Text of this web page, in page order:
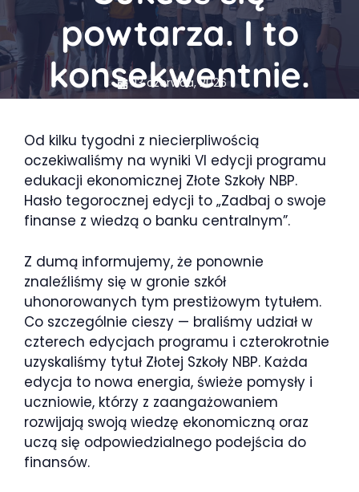
powtarza. I to
konsekwentnie.
13 czerwca, 2026
Od kilku tygodni z niecierpliwością
oczekiwaliśmy na wyniki VI edycji programu
edukacji ekonomicznej Złote Szkoły NBP.
Hasło tegorocznej edycji to „Zadbaj o swoje
finanse z wiedzą o banku centralnym”.
Z dumą informujemy, że ponownie
znaleźliśmy się w gronie szkół
uhonorowanych tym prestiżowym tytułem.
Co szczególnie cieszy — braliśmy udział w
czterech edycjach programu i czterokrotnie
uzyskaliśmy tytuł Złotej Szkoły NBP. Każda
edycja to nowa energia, świeże pomysły i
uczniowie, którzy z zaangażowaniem
rozwijają swoją wiedzę ekonomiczną oraz
uczą się odpowiedzialnego podejścia do
finansów.